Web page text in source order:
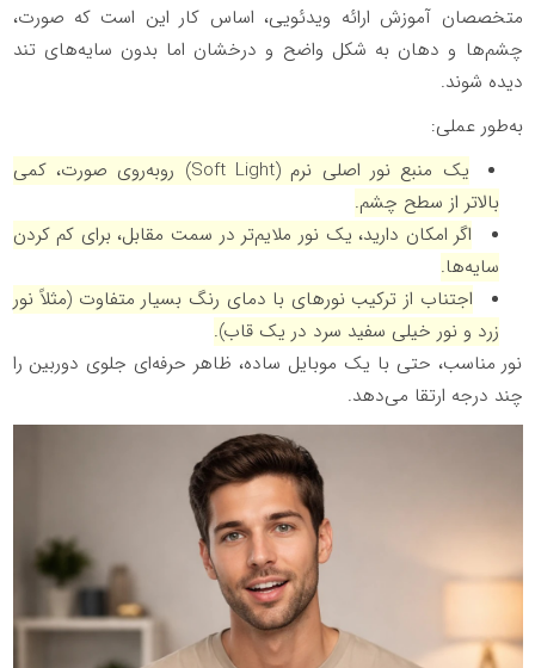
متخصصان آموزش ارائه ویدئویی، اساس کار این است که صورت،
چشم‌ها و دهان به شکل واضح و درخشان اما بدون سایه‌های تند
دیده شوند.
به‌طور عملی:
یک منبع نور اصلی نرم (Soft Light) روبه‌روی صورت، کمی
بالاتر از سطح چشم.
اگر امکان دارید، یک نور ملایم‌تر در سمت مقابل، برای کم کردن
سایه‌ها.
اجتناب از ترکیب نورهای با دمای رنگ بسیار متفاوت (مثلاً نور
زرد و نور خیلی سفید سرد در یک قاب).
نور مناسب، حتی با یک موبایل ساده، ظاهر حرفه‌ای جلوی دوربین را
چند درجه ارتقا می‌دهد.